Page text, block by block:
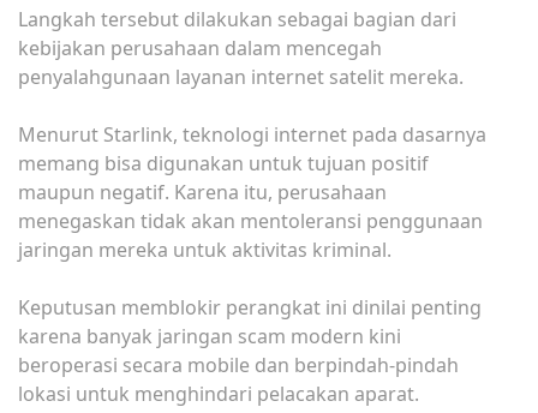
Langkah tersebut dilakukan sebagai bagian dari
kebijakan perusahaan dalam mencegah
penyalahgunaan layanan internet satelit mereka.
Menurut Starlink, teknologi internet pada dasarnya
memang bisa digunakan untuk tujuan positif
maupun negatif. Karena itu, perusahaan
menegaskan tidak akan mentoleransi penggunaan
jaringan mereka untuk aktivitas kriminal.
Keputusan memblokir perangkat ini dinilai penting
karena banyak jaringan scam modern kini
beroperasi secara mobile dan berpindah-pindah
lokasi untuk menghindari pelacakan aparat.